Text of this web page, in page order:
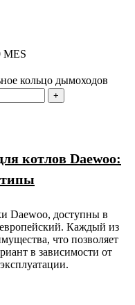
MES
кольцо дымоходов
котлов Daewoo:
типы
Daewoo, доступны в
Каждый из
что позволяет
в зависимости от